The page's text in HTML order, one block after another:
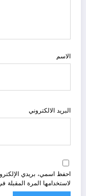
الاسم
البريد الالكتروني
احفظ اسمي، بريدي
لاستخدامها المرة المقبلة